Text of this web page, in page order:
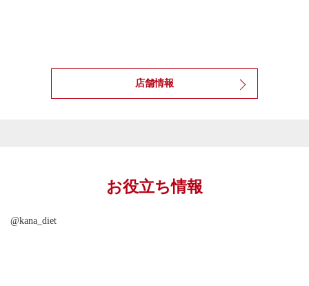
店舗情報
お役立ち情報
@kana_diet